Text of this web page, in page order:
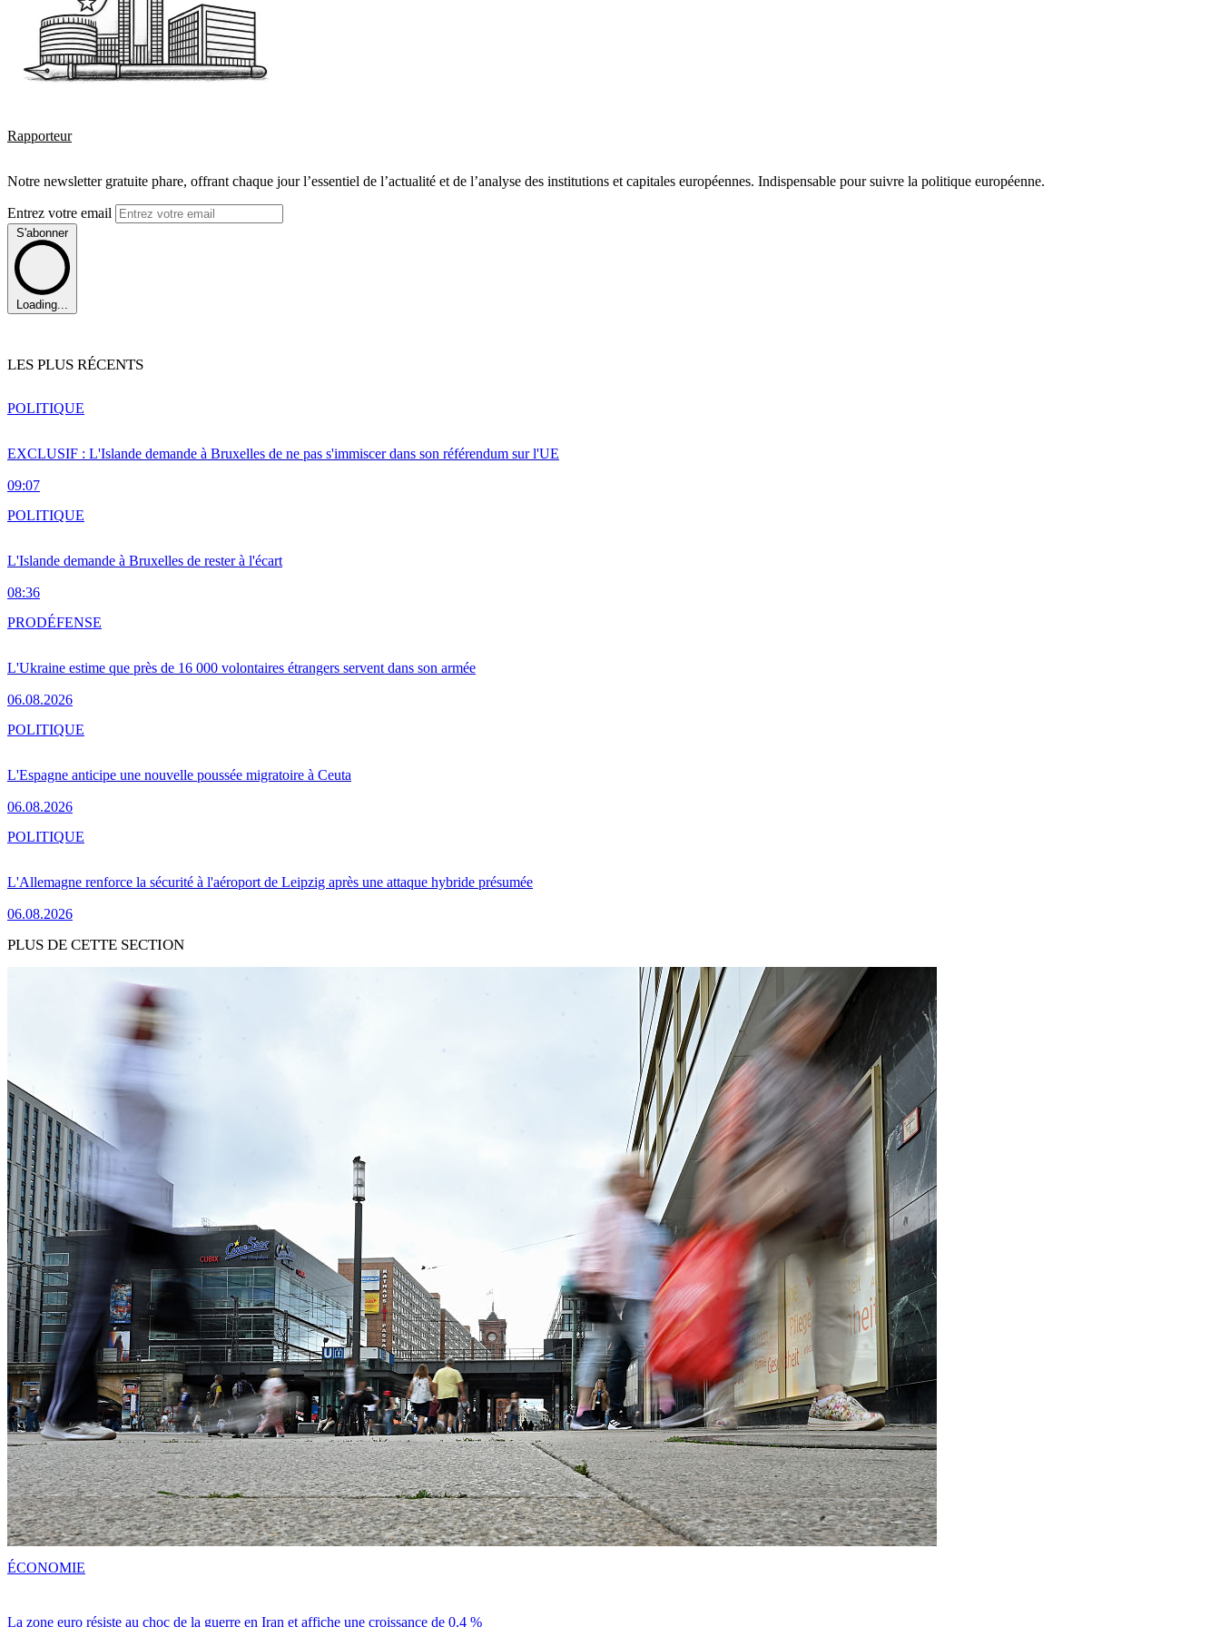
Rapporteur
Notre newsletter gratuite phare, offrant chaque jour l’essentiel de l’actualité et de l’analyse des institutions et capitales européennes. Indispensable pour suivre la politique européenne.
Entrez votre email
S'abonner
Loading...
LES PLUS RÉCENTS
EXCLUSIF : L'Islande demande à Bruxelles de ne pas s'immiscer dans son référendum sur l'UE
09:07
POLITIQUE
L'Islande demande à Bruxelles de rester à l'écart
08:36
POLITIQUE
L'Ukraine estime que près de 16 000 volontaires étrangers servent dans son armée
06.08.2026
PRODÉFENSE
L'Espagne anticipe une nouvelle poussée migratoire à Ceuta
06.08.2026
POLITIQUE
L'Allemagne renforce la sécurité à l'aéroport de Leipzig après une attaque hybride présumée
06.08.2026
POLITIQUE
PLUS DE CETTE SECTION
La zone euro résiste au choc de la guerre en Iran et affiche une croissance de 0,4 %
ÉCONOMIE